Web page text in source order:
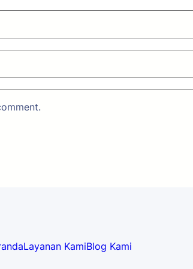
Layanan KamiBlog Kami